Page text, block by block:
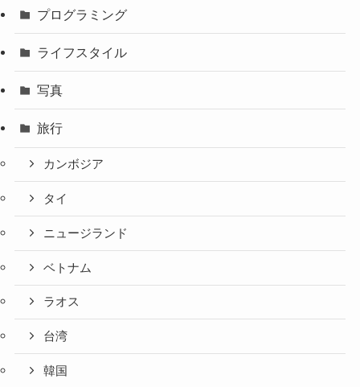
プログラミング
ライフスタイル
写真
旅行
カンボジア
タイ
ニュージランド
ベトナム
ラオス
台湾
韓国